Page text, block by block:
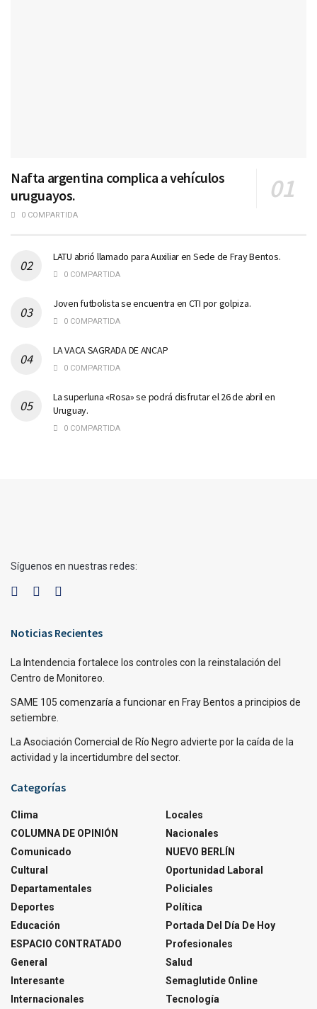
Nafta argentina complica a vehículos
uruguayos.
0 COMPARTIDA
LATU abrió llamado para Auxiliar en Sede de Fray Bentos.
0 COMPARTIDA
Joven futbolista se encuentra en CTI por golpiza.
0 COMPARTIDA
LA VACA SAGRADA DE ANCAP
0 COMPARTIDA
La superluna «Rosa» se podrá disfrutar el 26 de abril en
Uruguay.
0 COMPARTIDA
Síguenos en nuestras redes:
Noticias Recientes
La Intendencia fortalece los controles con la reinstalación del
Centro de Monitoreo.
SAME 105 comenzaría a funcionar en Fray Bentos a principios de
setiembre.
La Asociación Comercial de Río Negro advierte por la caída de la
actividad y la incertidumbre del sector.
Categorías
Clima
COLUMNA DE OPINIÓN
Comunicado
Cultural
Departamentales
Deportes
Educación
ESPACIO CONTRATADO
General
Interesante
Internacionales
Locales
Nacionales
NUEVO BERLÍN
Oportunidad Laboral
Policiales
Política
Portada Del Día De Hoy
Profesionales
Salud
Semaglutide Online
Tecnología